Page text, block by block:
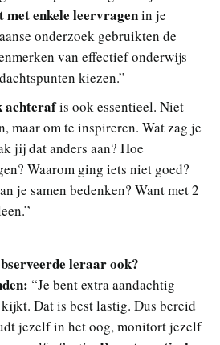
met enkele leervragenin je
onderzoek gebruikten de
van effectief onderwijs
kiezen.”
achterafis ook essentieel. Niet
maar om te inspireren. Wat zag je
jij dat anders aan? Hoe
Waarom ging iets niet goed?
je samen bedenken? Want met 2
leraar ook?
“Je bent extra aandachtig
Dat is best lastig. Dus bereid
jezelf in het oog, monitort jezelf